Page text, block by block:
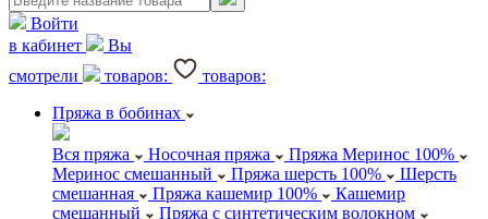
Войти
в кабинет
Вы
смотрели
товаров:
товаров:
Пряжа в бобинах
Вся пряжа Носочная пряжа
Пряжа Меринос 100%
Меринос смешанный
Пряжа шерсть 100%
Шерсть
смешанная
Пряжа кашемир 100%
Кашемир
смешанный
Пряжа с синтетическим волокном